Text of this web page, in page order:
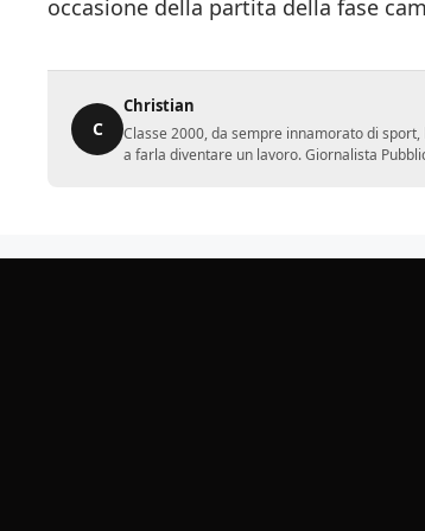
occasione della partita della fase
C
Christian
Classe 2000, da sempre innamorato di
a farla diventare un lavoro. Giornalista